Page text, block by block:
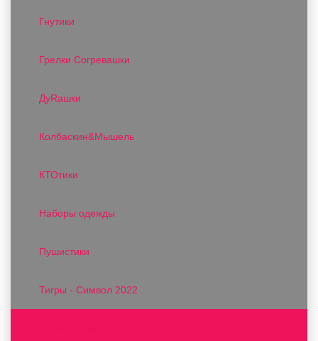
Гнутики
Грелки Согревашки
ДуRашки
Колбаскин&Мышель
КТОтики
Наборы одежды
Пушистики
Тигры - Символ 2022